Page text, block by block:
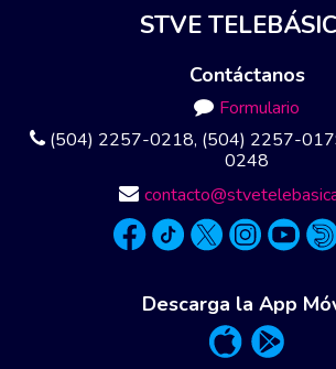
STVE
Contáctanos
Formulario
(504) 2257-0218, (504) 2257-
0248
Descarga la App